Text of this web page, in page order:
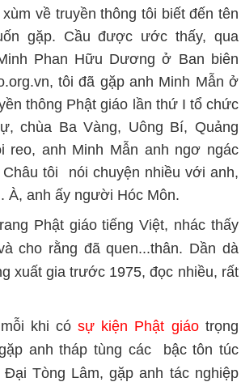
về truyền thông tôi biết đến tên
gặp. Cầu được ước thấy, qua
Phan Hữu Dương ở Ban biên
tôi đã gặp anh Minh Mẫn ở
thông Phật giáo lần thứ I tổ chức
chùa Ba Vàng, Uông Bí, Quảng
reo, anh Minh Mẫn anh ngơ ngác
Châu tôi nói chuyện nhiều với anh,
À, anh ấy người Hóc Môn.
Phật giáo tiếng Việt, nhác thấy
cho rằng đã quen...thân. Dần dà
xuất gia trước 1975, đọc nhiều, rất
mỗi khi cósự kiện Phật giáotrọng
anh tháp tùng các bậc tôn túc
Tòng Lâm, gặp anh tác nghiệp